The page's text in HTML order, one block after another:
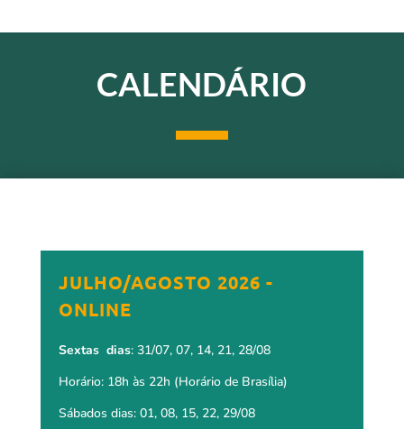
CALENDÁRIO
JULHO/AGOSTO 2026 -
ONLINE
Sextas dias: 31/07, 07, 14, 21, 28/08
Horário: 18h às 22h (Horário de Brasília)
Sábados dias: 01, 08, 15, 22, 29/08